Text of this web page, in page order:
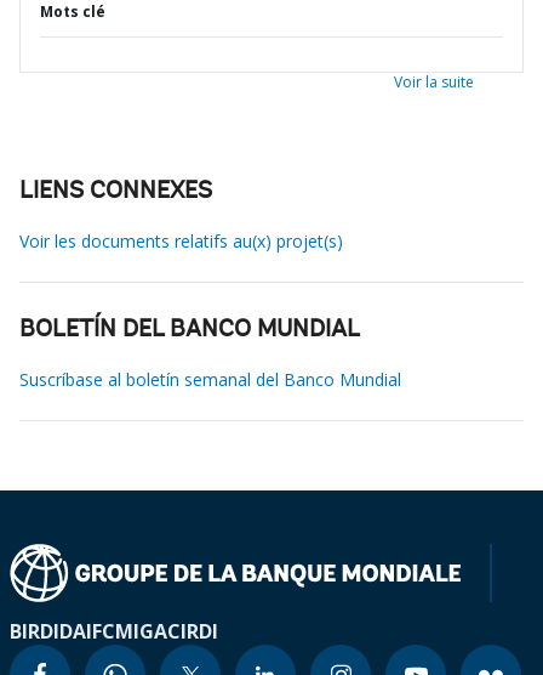
Mots clé
Voir la suite
LIENS CONNEXES
Voir les documents relatifs au(x) projet(s)
BOLETÍN DEL BANCO MUNDIAL
Suscríbase al boletín semanal del Banco Mundial
BIRDIDAIFCMIGACIRDI